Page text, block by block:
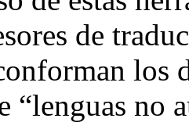
de
los
“lenguas no